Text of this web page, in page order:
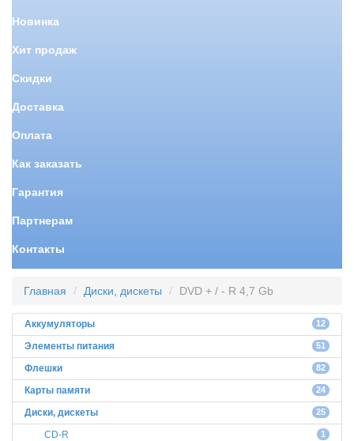
Новинка
Хит продаж
Скидки
Доставка
Оплата
Как заказать
Гарантия
Партнерам
Контакты
Главная Диски, дискеты DVD + / - R 4,7 Gb
Аккумуляторы 12
Элементы питания 51
Флешки 82
Карты памяти 24
Диски, дискеты 25
СD-R 1